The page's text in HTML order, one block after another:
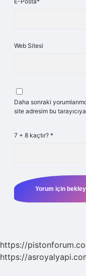
Web Sitesi
Daha sonraki
site adresim bu
7 + 8 kaçtır? *
https://
https://